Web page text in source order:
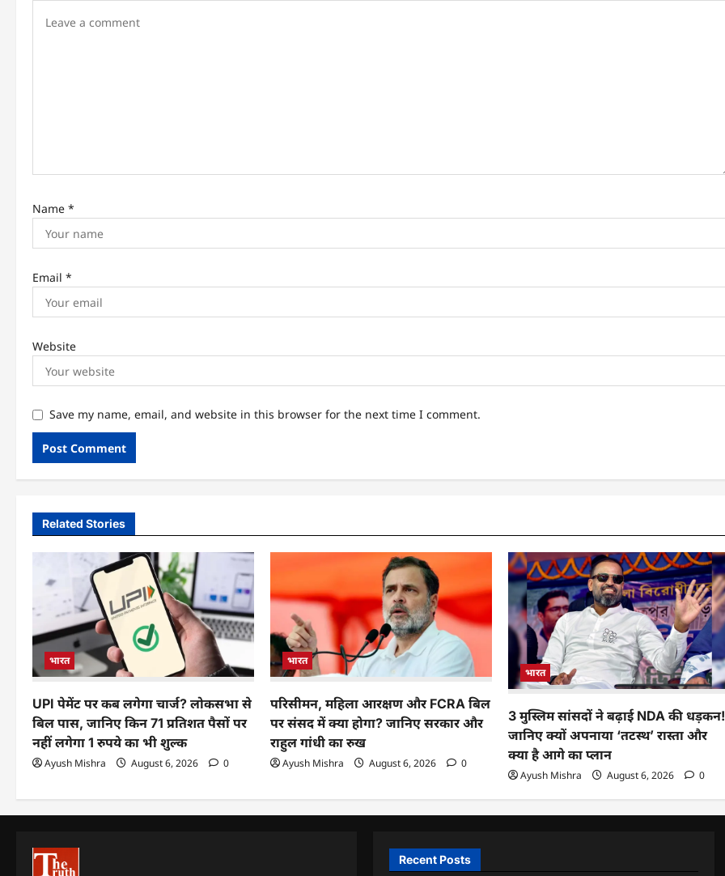
Name *
Email *
Website
Save my name, email, and website in this browser for the next time I comment.
Related Stories
भारत
UPI पेमेंट पर कब लगेगा चार्ज? लोकसभा से
बिल पास, जानिए किन 71 प्रतिशत पैसों पर
नहीं लगेगा 1 रुपये का भी शुल्क
Ayush Mishra August 6, 2026 0
भारत
परिसीमन, महिला आरक्षण और FCRA बिल
पर संसद में क्या होगा? जानिए सरकार और
राहुल गांधी का रुख
Ayush Mishra August 6, 2026 0
भारत
3 मुस्लिम सांसदों ने बढ़ाई NDA की धड़कन!
जानिए क्यों अपनाया ‘तटस्थ’ रास्ता और
क्या है आगे का प्लान
Ayush Mishra August 6, 2026 0
Recent Posts